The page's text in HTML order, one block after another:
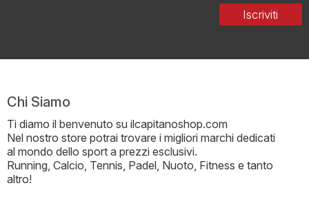
Iscriviti
Chi Siamo
Ti diamo il benvenuto su ilcapitanoshop.com
Nel nostro store potrai trovare i migliori marchi dedicati
al mondo dello sport a prezzi esclusivi.
Running, Calcio, Tennis, Padel, Nuoto, Fitness e tanto
altro!